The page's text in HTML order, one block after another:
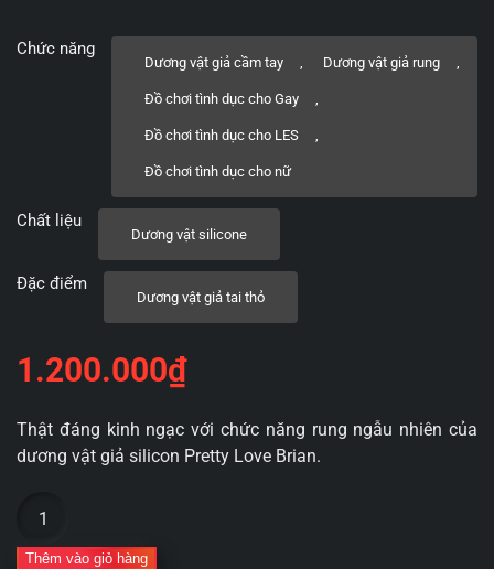
Chức năng
Dương vật giả cầm tay , Dương vật giả rung ,
Đồ chơi tình dục cho Gay ,
Đồ chơi tình dục cho LES ,
Đồ chơi tình dục cho nữ
Chất liệu
Dương vật silicone
Đặc điểm
Dương vật giả tai thỏ
1.200.000₫
Thật đáng kinh ngạc với chức năng rung ngẫu nhiên của
dương vật giả silicon Pretty Love Brian.
Love
Brian
Thêm vào giỏ hàng